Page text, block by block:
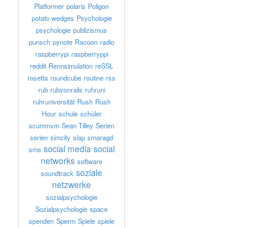
Platformer polaris Poligon
potato wedges Psychologie
psychologie publizismus
punsch pynote Racoon radio
raspberrypi raspberryppi
reddit Rennsimulation reSSL
rosetta roundcube routine rss
rub rubyonrails ruhruni
ruhruniversität Rush Rush
Hour schule schüler
scummvm Sean Tilley Serien
serien simcity slap smaragd
sms social media social
networks software
soundtrack soziale
netzwerke
sozialpsychologie
Sozialpsychologie space
spenden Sperm Spiele spiele